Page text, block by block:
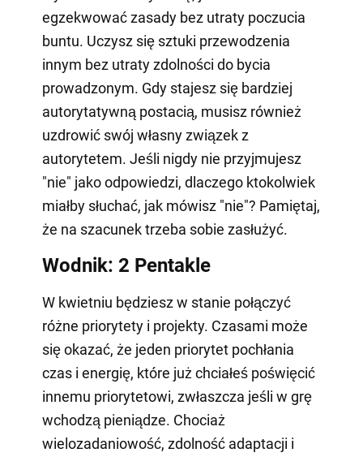
egzekwować zasady bez utraty poczucia
buntu. Uczysz się sztuki przewodzenia
innym bez utraty zdolności do bycia
prowadzonym. Gdy stajesz się bardziej
autorytatywną postacią, musisz również
uzdrowić swój własny związek z
autorytetem. Jeśli nigdy nie przyjmujesz
"nie" jako odpowiedzi, dlaczego ktokolwiek
miałby słuchać, jak mówisz "nie"? Pamiętaj,
że na szacunek trzeba sobie zasłużyć.
Wodnik: 2 Pentakle
W kwietniu będziesz w stanie połączyć
różne priorytety i projekty. Czasami może
się okazać, że jeden priorytet pochłania
czas i energię, które już chciałeś poświęcić
innemu priorytetowi, zwłaszcza jeśli w grę
wchodzą pieniądze. Chociaż
wielozadaniowość, zdolność adaptacji i